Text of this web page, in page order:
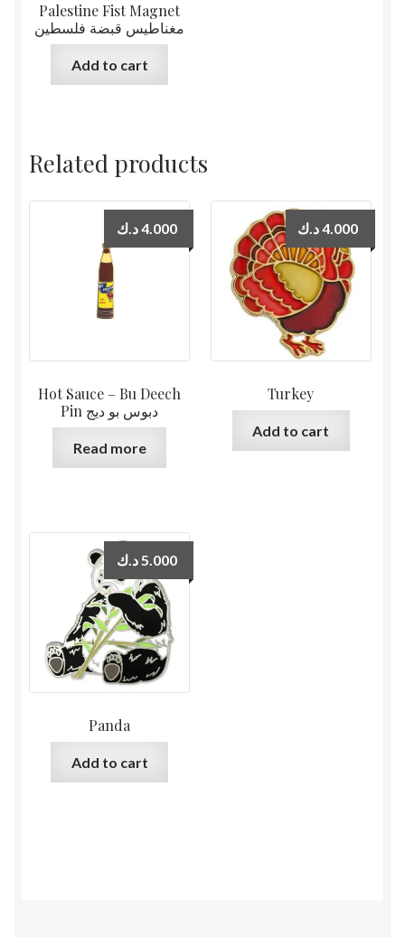
Palestine Fist Magnet
مغناطيس قبضة فلسطين
Add to cart
Related products
Hot Sauce – Bu Deech
Pin دبوس بو ديج
4.000د.ك
Read more
Turkey
4.000د.ك
Add to cart
Panda
5.000د.ك
Add to cart